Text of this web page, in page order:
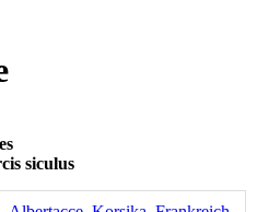
siculus